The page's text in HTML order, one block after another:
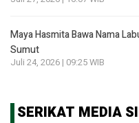
Maya Hasmita Bawa Nama
Sumut
Juli 24, 2026 | 09:25 WIB
SERIKAT MEDIA